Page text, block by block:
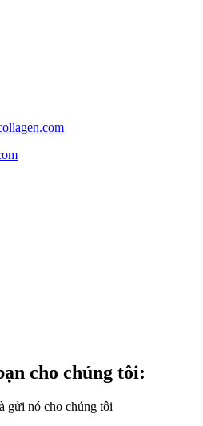
cho chúng tôi:
gửi nó cho chúng tôi